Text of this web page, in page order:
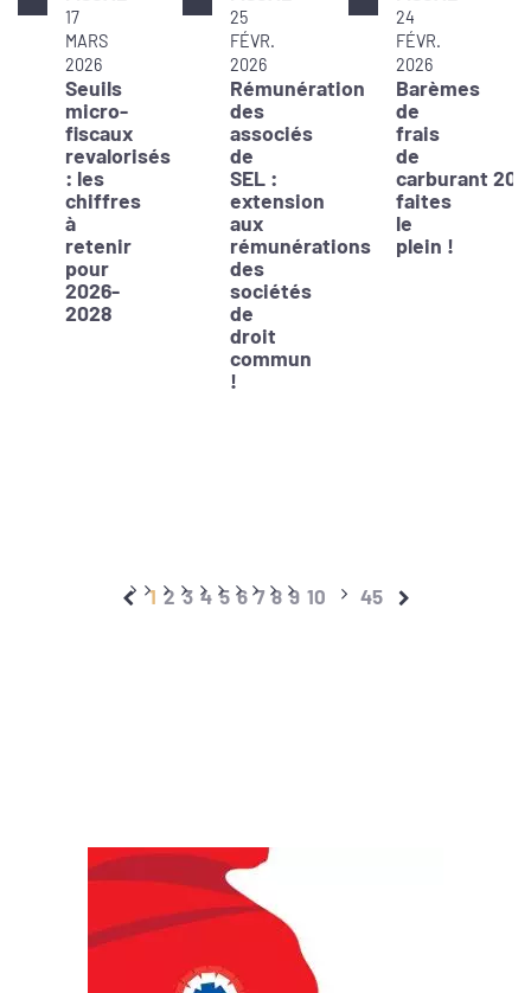
17
MARS
2026
Seuils
micro-
fiscaux
revalorisés
: les
chiffres
à
retenir
pour
2026-
2028
25
FÉVR.
2026
Rémunération
des
associés
de
SEL :
extension
aux
rémunérations
des
sociétés
de
droit
commun
!
24
FÉVR.
2026
Barèmes
de
frais
de
carburant
faites
le
plein !
1 2 3 4 5 6 7 8 9 10 45